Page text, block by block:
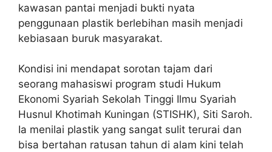
kawasan pantai menjadi bukti nyata
penggunaan plastik berlebihan masih menjadi
kebiasaan buruk masyarakat.
Kondisi ini mendapat sorotan tajam dari
seorang mahasiswi program studi Hukum
Ekonomi Syariah Sekolah Tinggi Ilmu Syariah
Husnul Khotimah Kuningan (STISHK), Siti Saroh.
Ia menilai plastik yang sangat sulit terurai dan
bisa bertahan ratusan tahun di alam kini telah